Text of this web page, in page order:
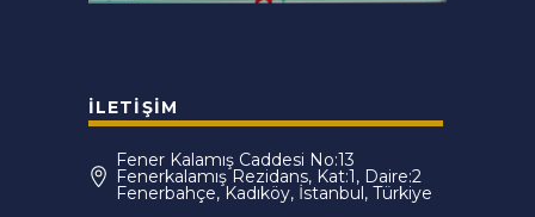
İLETIŞIM
Fener Kalamış Caddesi No:13
Fenerkalamış Rezidans, Kat:1, Daire:2
Fenerbahçe, Kadıköy, İstanbul, Türkiye